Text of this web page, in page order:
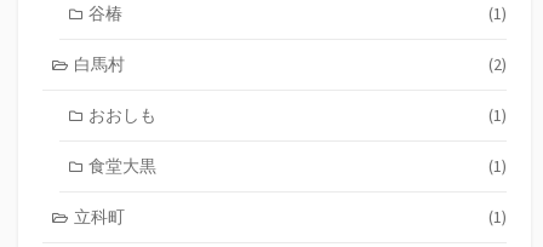
谷椿 (1)
白馬村 (2)
おおしも (1)
食堂大黒 (1)
立科町 (1)